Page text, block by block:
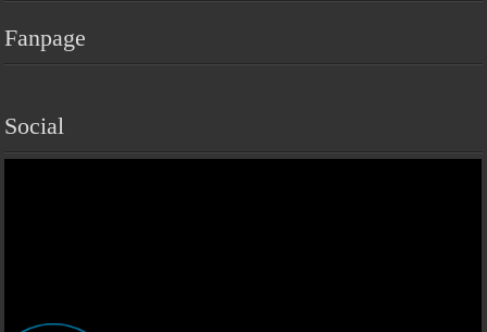
Fanpage
Social